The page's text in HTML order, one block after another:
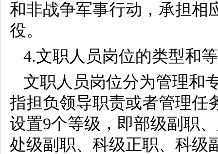
和非战争军事行动，承担相
役。
4.文职人员岗位的类型和
文职人员岗位分为管理和
指担负领导职责或者管理任
设置9个等级，即部级副职
处级副职、科级正职、科级